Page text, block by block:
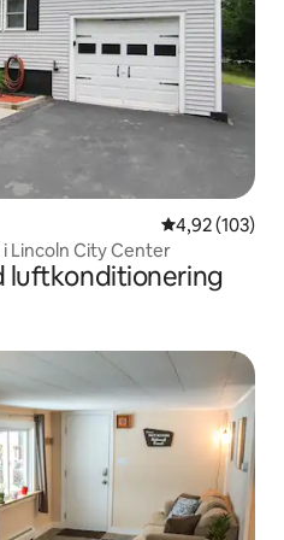
4,92 av 5 i
4,92 (103)
Lincoln City Center
luftkonditionering